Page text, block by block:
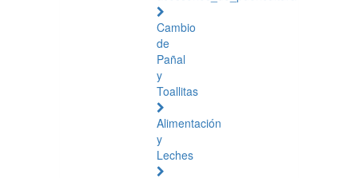
Cambio
de
Pañal
y
Toallitas
Alimentación
y
Leches